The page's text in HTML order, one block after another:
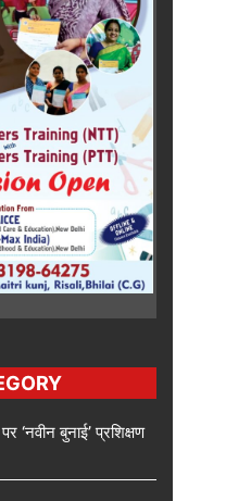
‘नवीन बुनाई’ प्रशिक्षण